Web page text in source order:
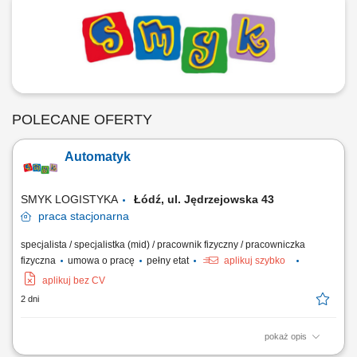
POLECANE OFERTY
Automatyk
SMYK LOGISTYKA
Łódź, ul. Jędrzejowska 43
praca stacjonarna
specjalista / specjalistka (mid) / pracownik fizyczny / pracowniczka
fizyczna
umowa o pracę pełny etat
aplikuj szybko
aplikuj bez CV
2 dni
pokaż opis
Twój zakres obowiązków: Diagnostyka awarii i usterek w układach